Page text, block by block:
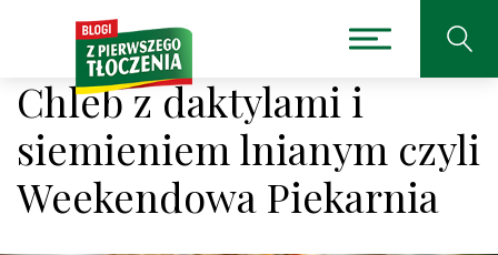
Chleb z daktylami i
siemieniem lnianym czyli
Weekendowa Piekarnia